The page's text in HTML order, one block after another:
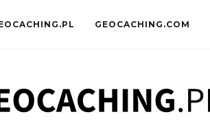
GEOCACHING.COM